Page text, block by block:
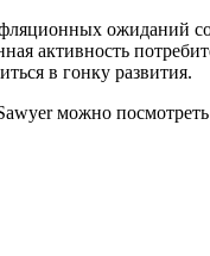
ожиданий
активность
в гонку развития.
можно